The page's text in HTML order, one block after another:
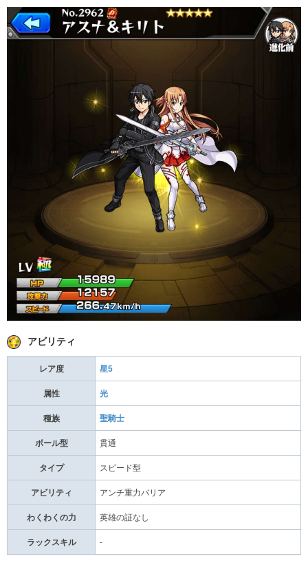
アビリティ
レア度 星5
属性 光
種族 聖騎士
ボール型 貫通
タイプ スピード型
アビリティ アンチ重力バリア
わくわくの力 英雄の証なし
ラックスキル -